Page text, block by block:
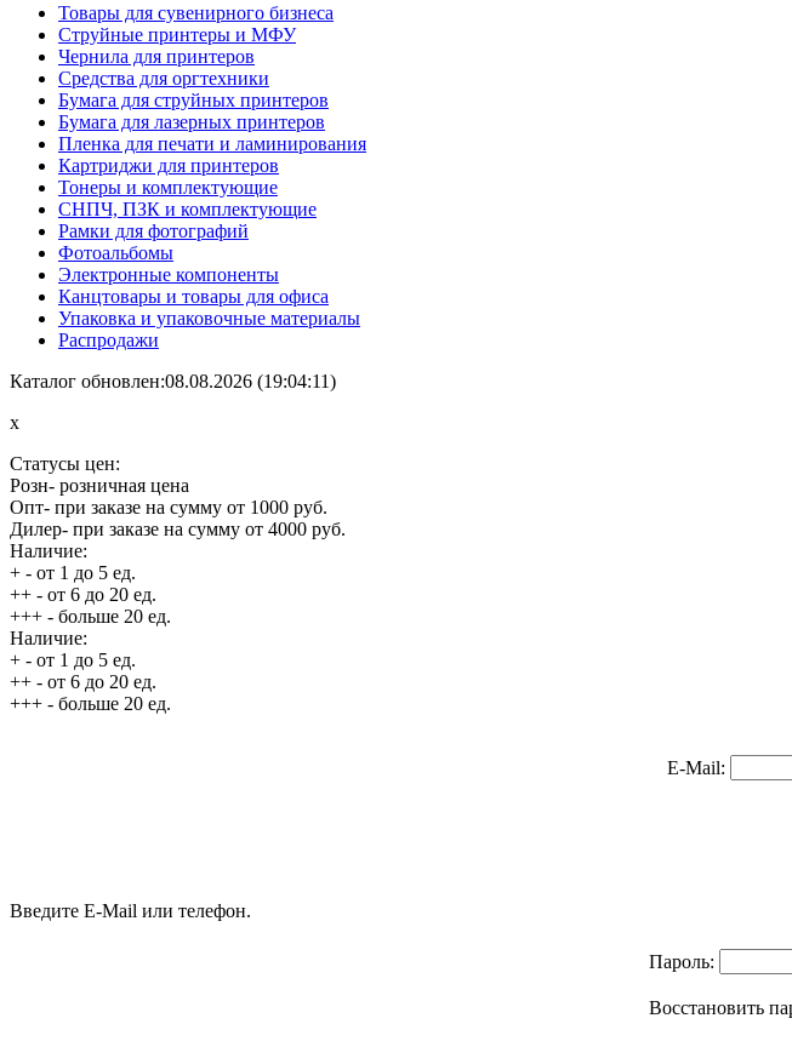
Товары для сувенирного бизнеса
Струйные принтеры и МФУ
Чернила для принтеров
Средства для оргтехники
Бумага для струйных принтеров
Бумага для лазерных принтеров
Пленка для печати и ламинирования
Картриджи для принтеров
Тонеры и комплектующие
СНПЧ, ПЗК и комплектующие
Рамки для фотографий
Фотоальбомы
Электронные компоненты
Канцтовары и товары для офиса
Упаковка и упаковочные материалы
Распродажи
Каталог обновлен:08.08.2026 (19:04:11)
x
Статусы цен:
Розн- розничная цена
Опт- при заказе на сумму от 1000 руб.
Дилер- при заказе на сумму от 4000 руб.
Наличие:
+ - от 1 до 5 ед.
++ - от 6 до 20 ед.
+++ - больше 20 ед.
Наличие:
+ - от 1 до 5 ед.
++ - от 6 до 20 ед.
+++ - больше 20 ед.
E-Mail:
Введите E-Mail или телефон.
Пароль:
Восстановить